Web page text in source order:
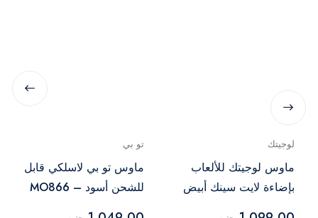
لوجيتك
ماوس لوجيتك للألعاب
بإضاءة لايت سينك أبيض
تو بي
ماوس تو بي لاسلكي قابل
للشحن أسود – MO866